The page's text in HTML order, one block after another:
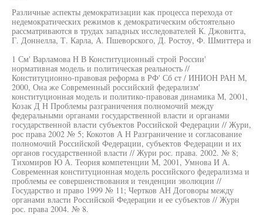
Различные аспекты демократизации как процесса перехода от
недемократических режимов к демократическим обстоятельно
рассматриваются в трудах западных исследователей К. Джовитга,
Г. Доннелла, Т. Карла, А. Пшеворского, Д. Ростоу, Ф. Шмиттера и
1 См' Варламова Н В Конституционный строй России'
нормативная модель и политическая реальность //
Конституционно-правовая реформа в РФ' Сб ст / ИНИОН РАН М,
2000, Она же Современный российский федерализм'
конституционная модель и политико-правовая динамика М, 2001,
Козак Д Н Проблемы разграничения полномочий между
федеральными органами государственной власти и органами
государственной власти субъектов Российской Федерации // Жури,
рос права 2002 № 5; Кокотов А Н Разграничение и согласование
полномочий Российской Федерации, субъектов Федерации и их
органов государственной власти // Жури рос. права. 2002. № 8;
Тихомиров Ю А. Теория компетенции М, 2001, Умнова И А.
Современная конституционная модель российского федерализма и
проблемы ее совершенствования и тенденции эволюции //
Государство и право 1999 № 11; Чертков АН Договоры между
органами власти Российской Федерации и ее субъектов // Журн
рос. права 2004. № 8.